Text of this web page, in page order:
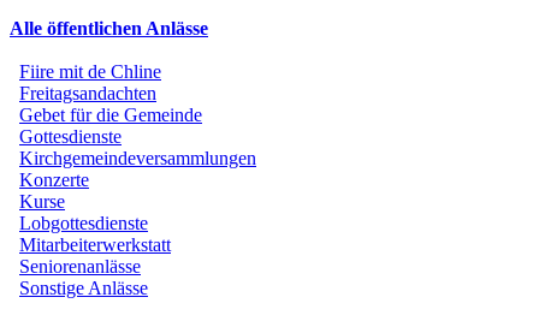
Alle öffentlichen Anlässe
Fiire mit de Chline
Freitagsandachten
Gebet für die Gemeinde
Gottesdienste
Kirchgemeindeversammlungen
Konzerte
Kurse
Lobgottesdienste
Mitarbeiterwerkstatt
Seniorenanlässe
Sonstige Anlässe